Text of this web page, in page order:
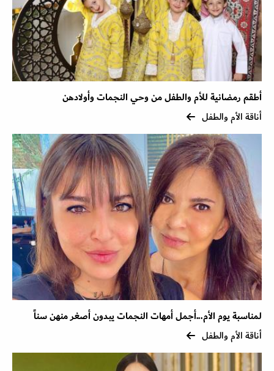
أطقم رمضانية للأم والطفل من وحي النجمات وأولادهن
أناقة الأم والطفل
لمناسبة يوم الأم...أجمل أمهات النجمات يبدون أصغر منهن سناً
أناقة الأم والطفل